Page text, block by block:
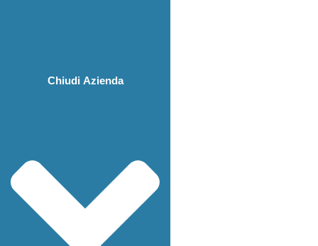
Chiudi Azienda